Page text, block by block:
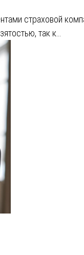
страховой
так к…